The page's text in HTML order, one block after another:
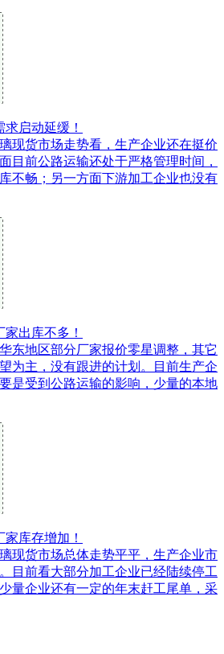
启动延缓！
现货市场走势看，生产企业还在挺价
目前公路运输还处于严格管理时间，
不畅；另一方面下游加工企业也没有
出库不多！
东地区部分厂家报价零星调整，其它
为主，没有跟进的计划。目前生产企
是受到公路运输的影响，少量的本地
库存增加！
现货市场总体走势平平，生产企业市
目前看大部分加工企业已经陆续停工
量企业还有一定的年末赶工尾单，采